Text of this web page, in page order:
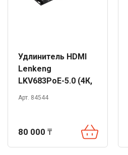
Удлинитель HDMI
Lenkeng
LKV683PoE-5.0 (4К,
120m)
Арт. 84544
80 000 ₸